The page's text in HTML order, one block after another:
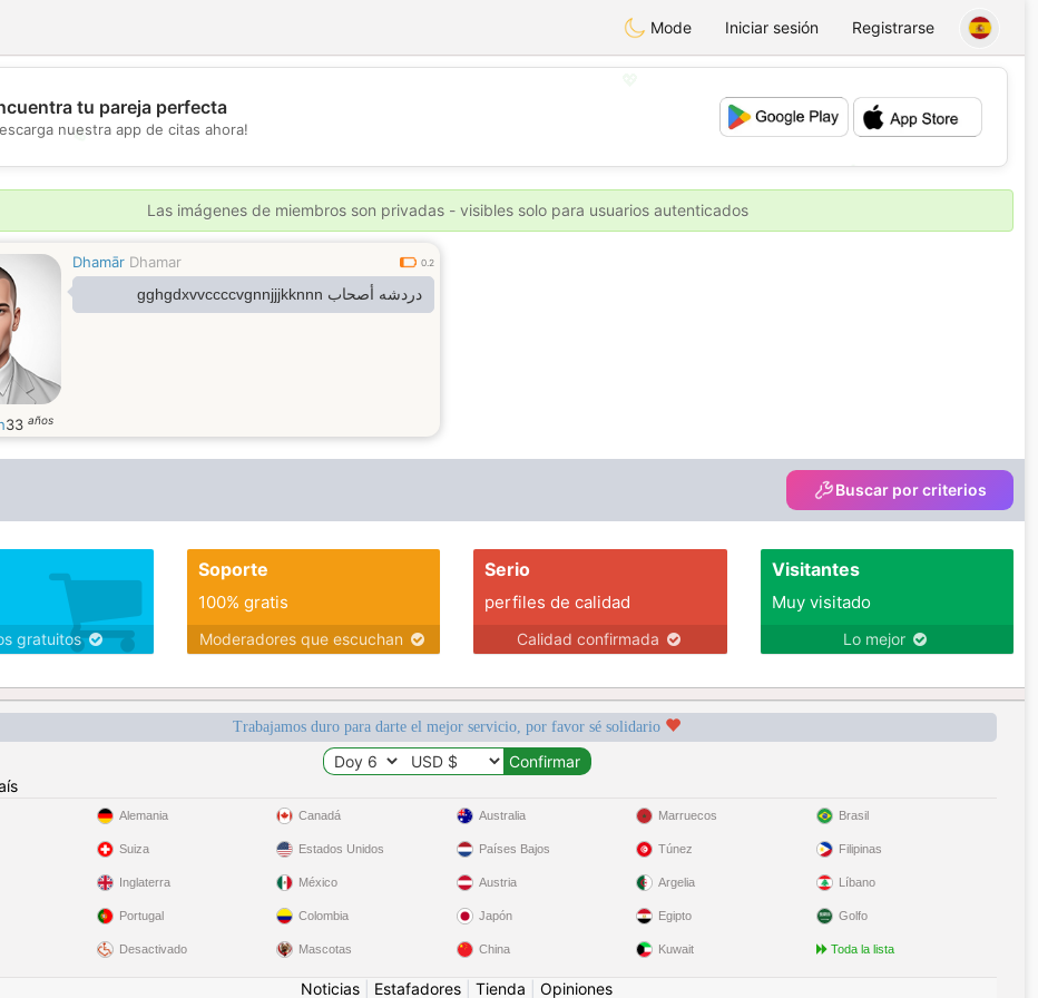
Mode Iniciar sesión Registrarse
💖
💕
💕
tu pareja perfecta
nuestra app de citas ahora!
Las imágenes de miembros son privadas - visibles solo para usuarios autenticados
Dhamār Dhamar 0.2
دردشه أصحاب gghgdxvvccccvgnnjjjkknnn
33 años
Buscar por criterios
gratuitos
Soporte
100% gratis
Moderadores que escuchan
Serio
perfiles de calidad
Calidad confirmada
Visitantes
Muy visitado
Lo mejor
Trabajamos duro para darte el mejor servicio, por favor sé solidario
Alemania
Suiza
Inglaterra
Portugal
Desactivado
Canadá
Estados Unidos
México
Colombia
Mascotas
Australia
Países Bajos
Austria
Japón
China
Marruecos
Túnez
Argelia
Egipto
Kuwait
Brasil
Filipinas
Líbano
Golfo
Toda la lista
Noticias Estafadores Tienda Opiniones